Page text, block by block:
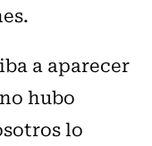
a aparecer
hubo
lo